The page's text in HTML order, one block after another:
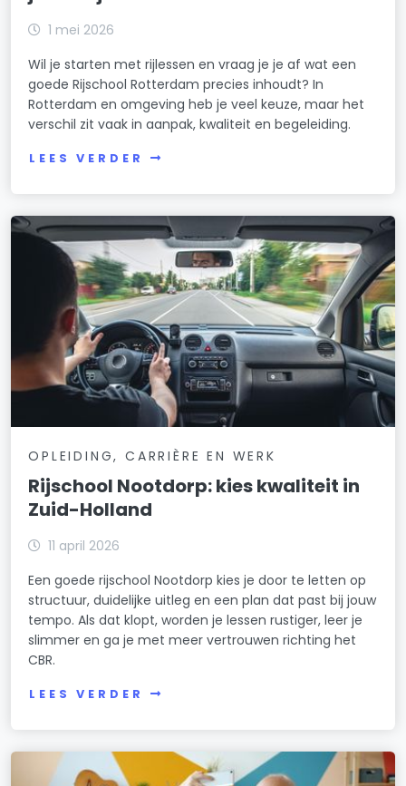
1 mei 2026
Wil je starten met rijlessen en vraag je je af wat een
goede Rijschool Rotterdam precies inhoudt? In
Rotterdam en omgeving heb je veel keuze, maar het
verschil zit vaak in aanpak, kwaliteit en begeleiding.
LEES VERDER
OPLEIDING, CARRIÈRE EN WERK
Rijschool Nootdorp: kies kwaliteit in
Zuid-Holland
11 april 2026
Een goede rijschool Nootdorp kies je door te letten op
structuur, duidelijke uitleg en een plan dat past bij jouw
tempo. Als dat klopt, worden je lessen rustiger, leer je
slimmer en ga je met meer vertrouwen richting het
CBR.
LEES VERDER